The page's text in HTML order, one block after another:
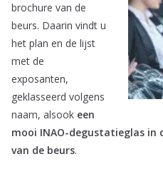
brochure van de
beurs. Daarin vindt u
het plan en de lijst
met de
exposanten,
geklasseerd volgens
naam, alsook een
mooi INAO-degustatieglas in
van de beurs.